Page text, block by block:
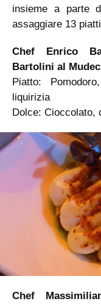
insieme a parte
assaggiare 13
Chef Enrico
Bartolini al Mudec
Piatto:
liquirizia
Dolce: Cioccolato,
Chef